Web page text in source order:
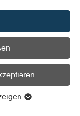
die
fest.